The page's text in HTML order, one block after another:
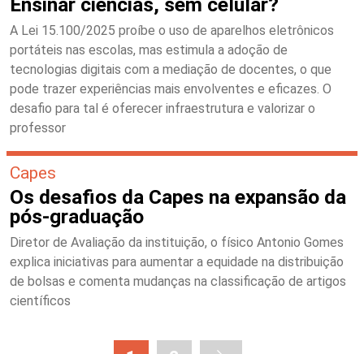
A Lei 15.100/2025 proíbe o uso de aparelhos eletrônicos
portáteis nas escolas, mas estimula a adoção de
tecnologias digitais com a mediação de docentes, o que
pode trazer experiências mais envolventes e eficazes. O
desafio para tal é oferecer infraestrutura e valorizar o
professor
Capes
Os desafios da Capes na expansão da
pós-graduação
Diretor de Avaliação da instituição, o físico Antonio Gomes
explica iniciativas para aumentar a equidade na distribuição
de bolsas e comenta mudanças na classificação de artigos
científicos